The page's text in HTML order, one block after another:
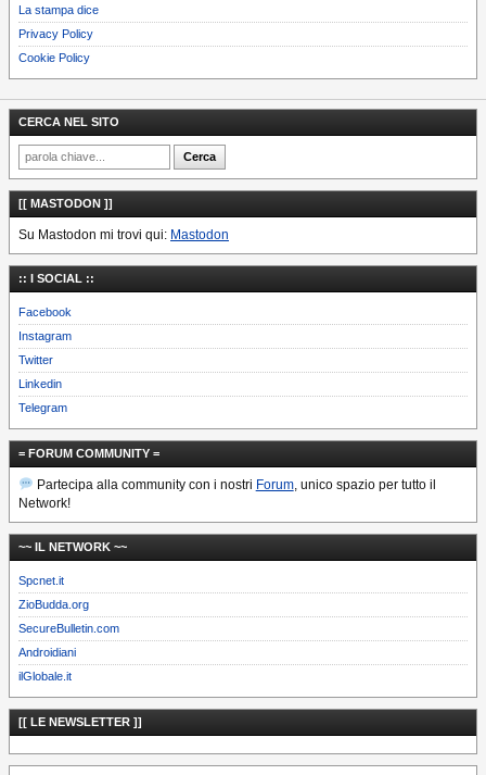
La stampa dice
Privacy Policy
Cookie Policy
CERCA NEL SITO
[[ MASTODON ]]
Su Mastodon mi trovi qui: Mastodon
:: I SOCIAL ::
Facebook
Instagram
Twitter
Linkedin
Telegram
= FORUM COMMUNITY =
Partecipa alla community con i nostri Forum, unico spazio per tutto il
Network!
~~ IL NETWORK ~~
Spcnet.it
ZioBudda.org
SecureBulletin.com
Androidiani
ilGlobale.it
[[ LE NEWSLETTER ]]